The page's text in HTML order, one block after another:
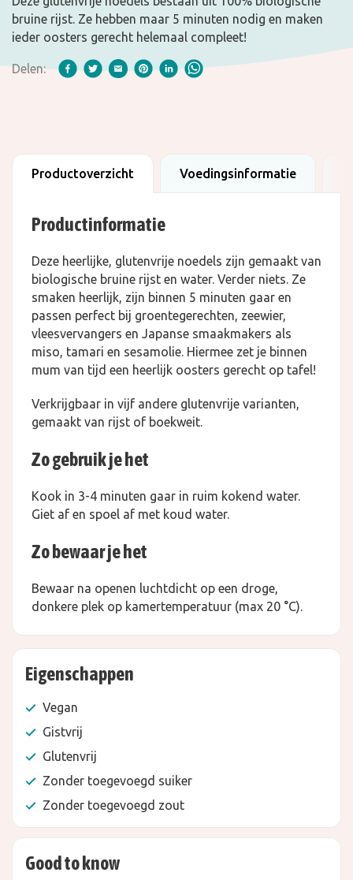
bruine rijst. Ze hebben maar 5 minuten nodig en maken
ieder oosters gerecht helemaal compleet!
Delen:
Productoverzicht Voedingsinformatie
Productinformatie
Deze heerlijke, glutenvrije noedels zijn gemaakt van
biologische bruine rijst en water. Verder niets. Ze
smaken heerlijk, zijn binnen 5 minuten gaar en
passen perfect bij groentegerechten, zeewier,
vleesvervangers en Japanse smaakmakers als
miso, tamari en sesamolie. Hiermee zet je binnen
mum van tijd een heerlijk oosters gerecht op tafel!
Verkrijgbaar in vijf andere glutenvrije varianten,
gemaakt van rijst of boekweit.
Zo gebruik je het
Kook in 3-4 minuten gaar in ruim kokend water.
Giet af en spoel af met koud water.
Zo bewaar je het
Bewaar na openen luchtdicht op een droge,
donkere plek op kamertemperatuur (max 20 °C).
Eigenschappen
Vegan
Gistvrij
Glutenvrij
Zonder toegevoegd suiker
Zonder toegevoegd zout
Good to know